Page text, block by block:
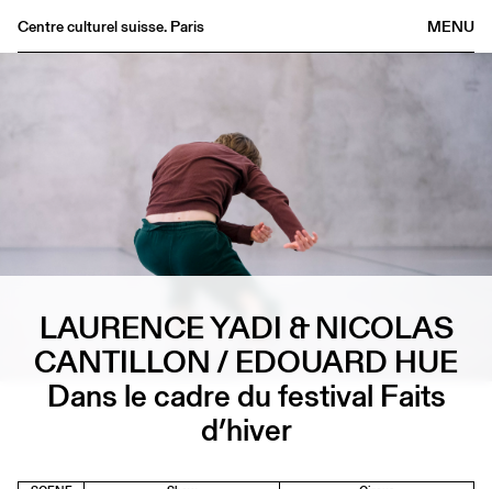
MENU
Centre culturel suisse. Paris
Publications
About
/ EN
LAURENCE YADI & NICOLAS
CANTILLON / EDOUARD HUE
Dans le cadre du festival Faits
d’hiver